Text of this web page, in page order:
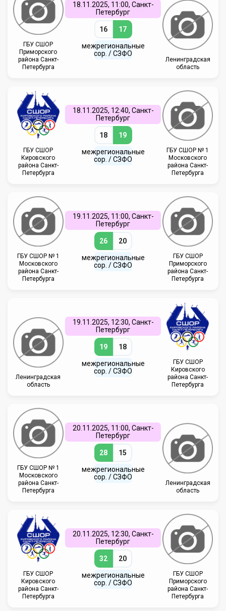
ГБУ СШОР
Приморского
района Санкт-
Петербурга
18.11.2025, 11:00, Санкт-
Петербург
16 17
межрегиональные
сор. / СЗФО
Ленинградская
область
ГБУ СШОР
Кировского
района Санкт-
Петербурга
18.11.2025, 12:40, Санкт-
Петербург
18 19
межрегиональные
сор. / СЗФО
ГБУ СШОР № 1
Московского
района Санкт-
Петербурга
ГБУ СШОР № 1
Московского
района Санкт-
Петербурга
19.11.2025, 11:00, Санкт-
Петербург
26 20
межрегиональные
сор. / СЗФО
ГБУ СШОР
Приморского
района Санкт-
Петербурга
Ленинградская
область
19.11.2025, 12:30, Санкт-
Петербург
19 18
межрегиональные
сор. / СЗФО
ГБУ СШОР
Кировского
района Санкт-
Петербурга
ГБУ СШОР № 1
Московского
района Санкт-
Петербурга
20.11.2025, 11:00, Санкт-
Петербург
28 15
межрегиональные
сор. / СЗФО
Ленинградская
область
ГБУ СШОР
Кировского
района Санкт-
Петербурга
20.11.2025, 12:30, Санкт-
Петербург
32 20
межрегиональные
сор. / СЗФО
ГБУ СШОР
Приморского
района Санкт-
Петербурга